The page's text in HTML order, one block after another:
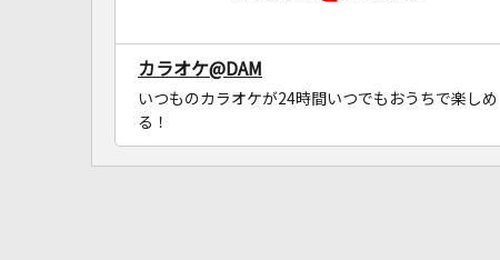
カラオケ@DAM
いつものカラオケが24時間いつでもおうちで楽しめ
る！